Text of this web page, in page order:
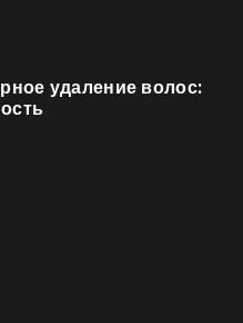
удаление волос: